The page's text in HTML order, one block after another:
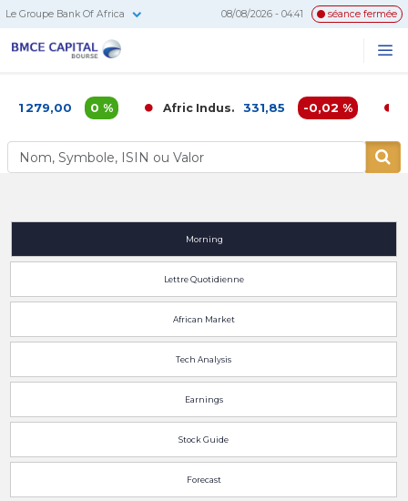
Le Groupe Bank Of Africa 08/08/2026 - 04:41 séance fermée
1 279,00 0 % Afric Indus. 331,85 -0,02 %
Morning
Lettre Quotidienne
African Market
Tech Analysis
Earnings
Stock Guide
Forecast